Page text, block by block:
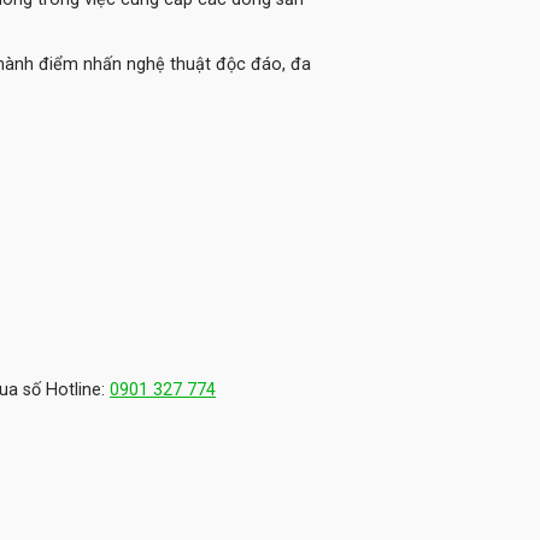
điểm nhấn nghệ thuật độc đáo, đa
số Hotline: 0901 327 774